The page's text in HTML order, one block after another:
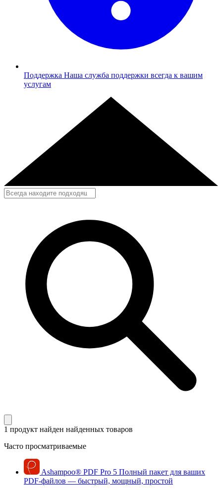
Поддержка Наша служба поддержки всегда к вашим
услугам
1 продукт найден найденных товаров
Часто просматриваемые
Ashampoo® PDF Pro 5 Полный пакет для ваших
PDF-файлов — быстрый, мощный, простой